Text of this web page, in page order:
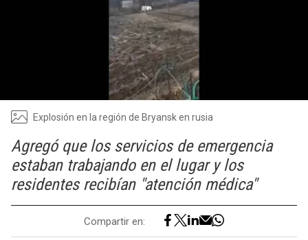
Explosión en la región de Bryansk en rusia
Agregó que los servicios de emergencia
estaban trabajando en el lugar y los
residentes recibían "atención médica"
Compartir en: